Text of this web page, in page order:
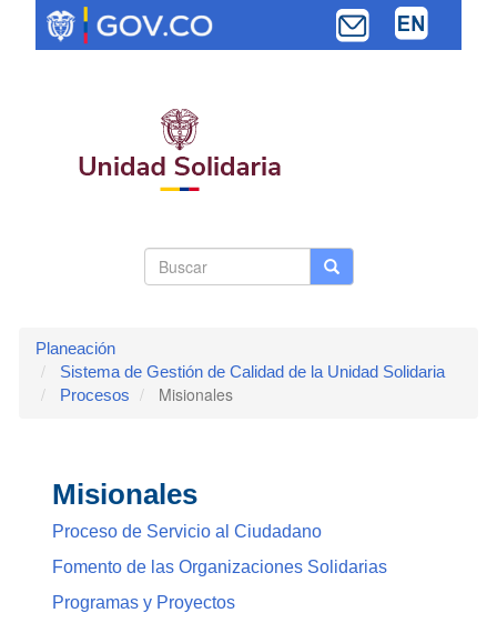
contenido
Buscar Buscar
Planeación
Sistema de Gestión de Calidad de la Unidad Solidaria
Procesos
Misionales
Misionales
Proceso de Servicio al Ciudadano
Fomento de las Organizaciones Solidarias
Programas y Proyectos